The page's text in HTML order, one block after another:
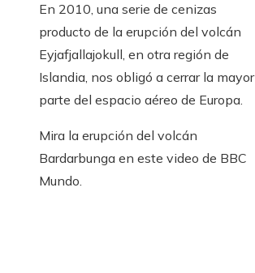
En 2010, una serie de cenizas
producto de la erupción del volcán
Eyjafjallajokull, en otra región de
Islandia, nos obligó a cerrar la mayor
parte del espacio aéreo de Europa.
Mira la erupción del volcán
Bardarbunga en este video de BBC
Mundo.